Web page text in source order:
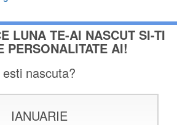
LUNA TE-AI NASCUT SI-TI
PERSONALITATE AI!
nascuta?
IANUARIE